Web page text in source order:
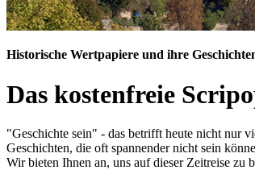
Historische Wertpapiere und ihre
Das kostenfreie
"Geschichte sein" - das betrifft heute nicht nur
Geschichten, die oft spannender nicht sein
Wir bieten Ihnen an, uns auf dieser Zeitreise